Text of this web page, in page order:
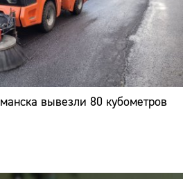
вывезли 80 кубометров